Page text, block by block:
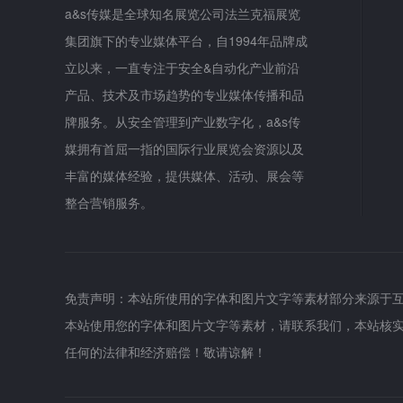
a&s传媒是全球知名展览公司法兰克福展览
集团旗下的专业媒体平台，自1994年品牌成
立以来，一直专注于安全&自动化产业前沿
产品、技术及市场趋势的专业媒体传播和品
牌服务。从安全管理到产业数字化，a&s传
媒拥有首屈一指的国际行业展览会资源以及
丰富的媒体经验，提供媒体、活动、展会等
整合营销服务。
免责声明：本站所使用的字体和图片文字等素材部分来源
本站使用您的字体和图片文字等素材，请联系我们，本站
任何的法律和经济赔偿！敬请谅解！